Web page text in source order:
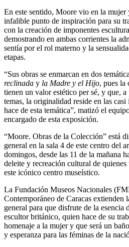
En este sentido, Moore vio en la mujer
infalible punto de inspiración para su
con la creación de imponentes
demostrando en ambas corrientes la
sentía por el rol materno y la
etapas.
“Sus obras se enmarcan en dos
reclinada y la Madre y el Hijo, pues la
tienen un valor estético per sé, y que,
temas, la originalidad reside en las
hace de esta temática”, matizó el
encargado de esta exposición.
“Moore. Obras de la Colección” está
general en la sala 4 de este centro del
domingos, desde las 11 de la mañana
deleite y recreación cultural de quienes
este icónico centro museístico.
La Fundación Museos Nacionales
Contemporáneo de Caracas
general para que disfrute de la esencia
escultor británico, quien hace de su
homenaje a la mujer y que será un
y esperanza para las féminas de la